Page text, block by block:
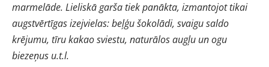
marmelāde. Lieliskā garša tiek panākta, izmantojot tikai
augstvērtīgas izejvielas: beļģu šokolādi, svaigu saldo
krējumu, tīru kakao sviestu, naturālos augļu un ogu
biezeņus u.t.l.